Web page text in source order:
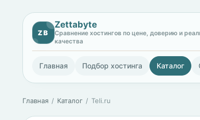
ZB
Zettabyte
Сравнение хостингов по цене, доверию и
качества
Главная Подбор хостинга Каталог
Главная Каталог Teli.ru